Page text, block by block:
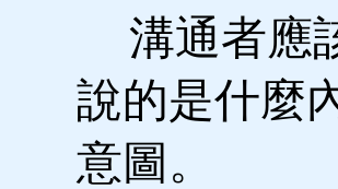
溝通者應
說的是什麼
意圖。